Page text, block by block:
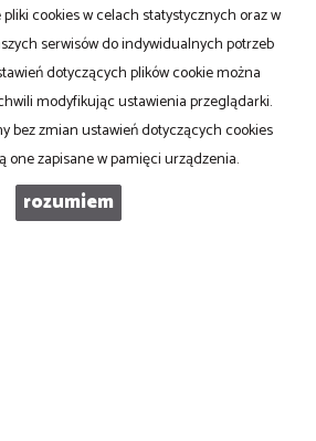
cookies w celach statystycznych oraz w
serwisów do indywidualnych potrzeb
dotyczących plików cookie można
modyfikując ustawienia przeglądarki.
bez zmian ustawień dotyczących cookies
one zapisane w pamięci urządzenia.
rozumiem